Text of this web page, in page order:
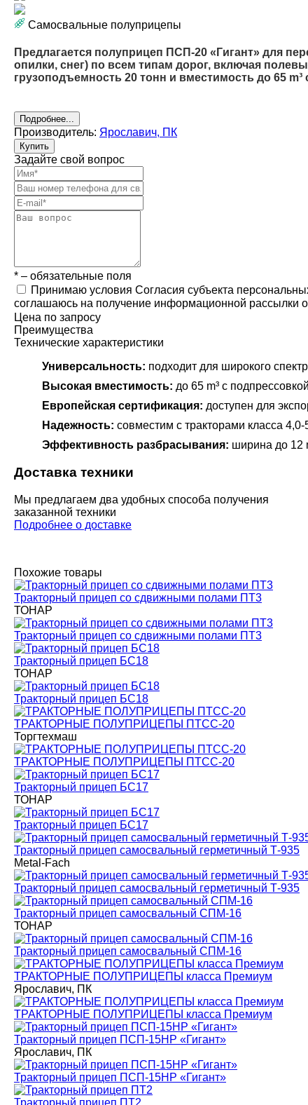
Самосвальные полуприцепы
Предлагается полуприцеп ПСП-20 «Гигант» для
опилки, снег) по всем типам дорог, включая
грузоподъемность 20 тонн и вместимость до 65
Подробнее...
Производитель: Ярославич, ПК
Купить
Задайте свой вопрос
* – обязательные поля
Принимаю условия Согласия субъекта
соглашаюсь на получение информационной рассылки
Цена по запросу
Преимущества
Технические характеристики
Универсальность: подходит для широкого
Высокая вместимость: до 65 m³ с
Европейская сертификация: доступен для
Надежность: совместим с тракторами класса 4,0-
Эффективность разбрасывания: ширина до 12
Доставка техники
Мы предлагаем два удобных способа получения
заказанной техники
Подробнее о доставке
Похожие товары
Тракторный прицеп со сдвижными полами ПТ3
ТОНАР
Тракторный прицеп со сдвижными полами ПТ3
Тракторный прицеп БС18
ТОНАР
Тракторный прицеп БС18
ТРАКТОРНЫЕ ПОЛУПРИЦЕПЫ ПТСС-20
Торгтехмаш
ТРАКТОРНЫЕ ПОЛУПРИЦЕПЫ ПТСС-20
Тракторный прицеп БС17
ТОНАР
Тракторный прицеп БС17
Тракторный прицеп самосвальный герметичный Т-935
Metal-Fach
Тракторный прицеп самосвальный герметичный Т-935
Тракторный прицеп самосвальный СПМ-16
ТОНАР
Тракторный прицеп самосвальный СПМ-16
ТРАКТОРНЫЕ ПОЛУПРИЦЕПЫ класса Премиум
Ярославич, ПК
ТРАКТОРНЫЕ ПОЛУПРИЦЕПЫ класса Премиум
Тракторный прицеп ПСП-15НР «Гигант»
Ярославич, ПК
Тракторный прицеп ПСП-15НР «Гигант»
Тракторный прицеп ПТ2